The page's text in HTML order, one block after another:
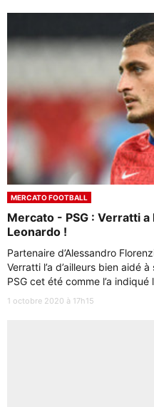
MERCATO FOOTBALL
Mercato - PSG : Verratti
Leonardo !
Partenaire d’Alessandro
Verratti l’a d’ailleurs bien aidé
PSG cet été comme l’a
1 octobre 2020 à 17h15